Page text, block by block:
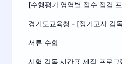
[수행평가 영역별 점수 점검
서류 수합
시험 감독 시간표 제작 프로그